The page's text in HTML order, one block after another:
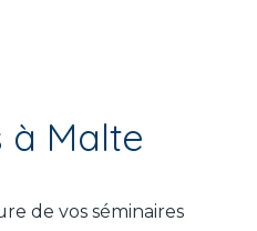
à Malte
de vos séminaires